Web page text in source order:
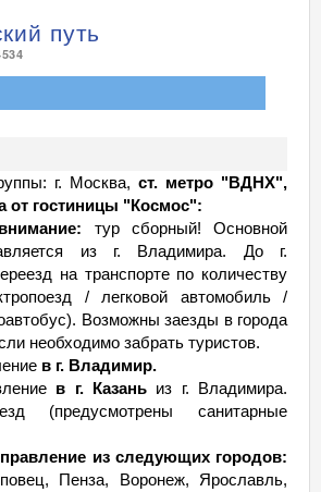
путь
г. Москва, ст. метро "ВДНХ",
от гостиницы "Космос":
тур сборный! Основной
из г. Владимира. До г.
на транспорте по количеству
/ легковой автомобиль /
Возможны заезды в города
необходимо забрать туристов.
в г. Владимир.
в г. Казаньиз г. Владимира.
(предусмотрены санитарные
из следующих городов:
Пенза, Воронеж, Ярославль,